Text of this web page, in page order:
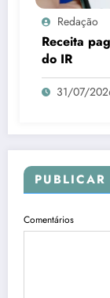
Redação
Receita
do IR
31/07/
Comentários